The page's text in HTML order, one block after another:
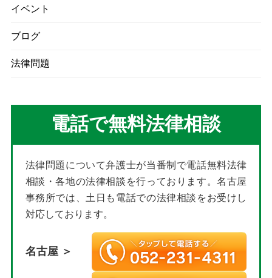
イベント
ブログ
法律問題
電話で無料法律相談
法律問題について弁護士が当番制で電話無料法律
相談・各地の法律相談を行っております。名古屋
事務所では、土日も電話での法律相談をお受けし
対応しております。
名古屋 ＞